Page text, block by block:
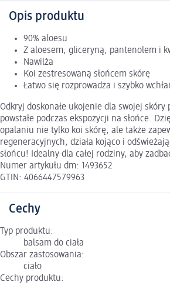
Opis produktu
90% aloesu
Z aloesem, gliceryną, pantenolem i
Nawilża
Koi zestresowaną słońcem skórę
Łatwo się rozprowadza i szybko
Odkryj doskonałe ukojenie dla swojej
powstałe podczas ekspozycji na słońce.
opalaniu nie tylko koi skórę, ale także
regeneracyjnych, działa kojąco i
słońcu! Idealny dla całej rodziny, aby
Numer artykułu dm: 1493652
GTIN: 4066447579963
Cechy
Typ produktu:
balsam do ciała
Obszar zastosowania:
ciało
Cechy produktu: